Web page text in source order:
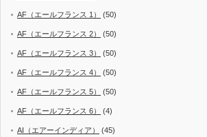
AF（エールフランス 1） (50)
AF（エールフランス 2） (50)
AF（エールフランス 3） (50)
AF（エールフランス 4） (50)
AF（エールフランス 5） (50)
AF（エールフランス 6） (4)
AI（エアーインディア） (45)